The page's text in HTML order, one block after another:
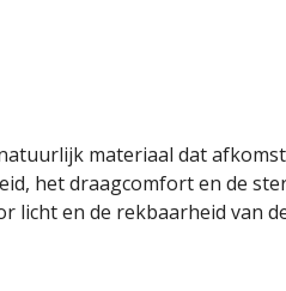
materiaal dat
het draagcomfort en de
licht en de rekbaarheid van